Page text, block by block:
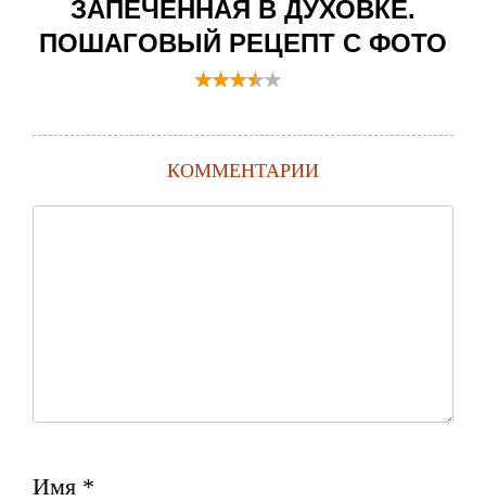
ЗАПЕЧЕННАЯ В ДУХОВКЕ.
ПОШАГОВЫЙ РЕЦЕПТ С ФОТО
КОММЕНТАРИИ
Имя *